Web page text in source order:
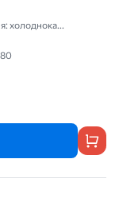
холоднока...